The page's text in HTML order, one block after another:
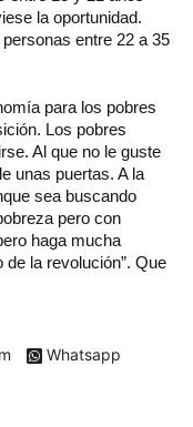
la oportunidad.
entre 22 a 35
para los pobres
Los pobres
Al que no le guste
unas puertas. A la
sea buscando
pero con
haga mucha
de la revolución”. Que
Whatsapp